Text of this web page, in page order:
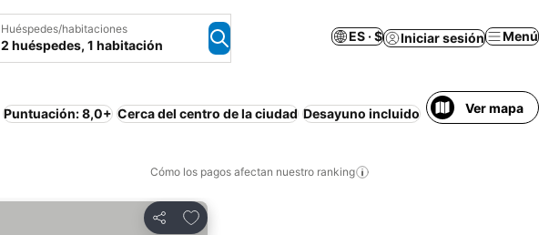
Huéspedes/habitaciones
2 huéspedes, 1 habitación
ES · $ Iniciar sesión Menú
Puntuación: 8,0+ Cerca del centro de la ciudad Desayuno incluido PiscinaVer mapa
Cómo los pagos afectan nuestro ranking
Compartir
Agregar a favoritos